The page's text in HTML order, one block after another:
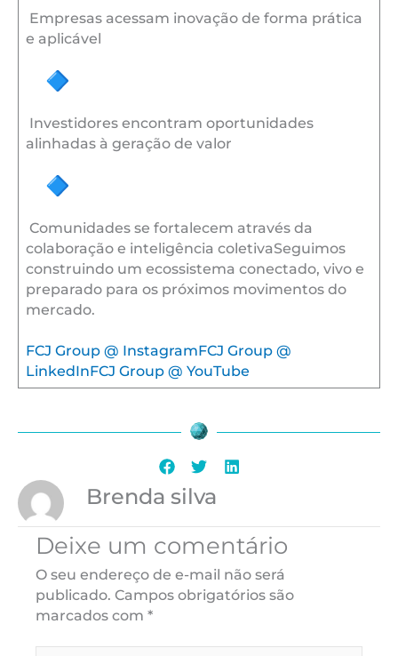
Empresas acessam inovação de forma prática
e aplicável
Investidores encontram oportunidades
alinhadas à geração de valor
Comunidades se fortalecem através da
colaboração e inteligência coletivaSeguimos
construindo um ecossistema conectado, vivo e
preparado para os próximos movimentos do
mercado.
FCJ Group @ InstagramFCJ Group @
LinkedInFCJ Group @ YouTube
Brenda silva
Deixe um comentário
O seu endereço de e-mail não será
publicado. Campos obrigatórios são
marcados com *